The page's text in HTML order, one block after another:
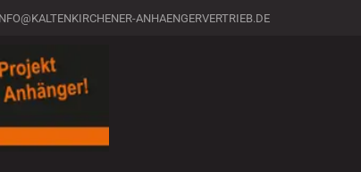
ANHAENGERVERTRIEB.DE